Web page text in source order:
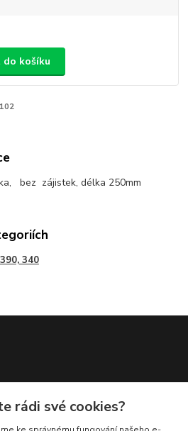
do košíku
bez zájistek, délka 250mm
340
rádi své cookies?